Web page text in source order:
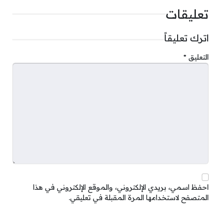
تعليقات
اترك تعليقاً
التعليق *
احفظ اسمي، بريدي الإلكتروني، والموقع الإلكتروني في هذا
المتصفح لاستخدامها المرة المقبلة في تعليقي.